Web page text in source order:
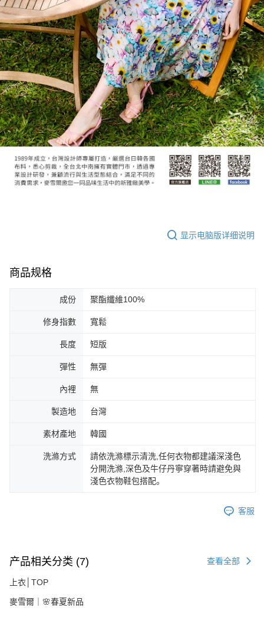
显示电脑版详细说明
商品规格
成份 聚酯纖維100%
修身指數 寬鬆
長度 短版
彈性 無彈
內裡 無
製造地 台灣
素材產地 韓國
洗滌方式
請依洗滌標示清洗,任何衣物都建議深淺色
分開洗滌,深色及牛仔丹寧穿著時請避免與
淺色衣物鞋包搭配。
客服
产品相关分类 (7) 查看全部
上衣│TOP
麥雪爾｜🌸春夏新品